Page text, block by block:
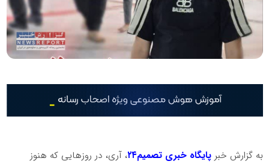
به گزارش خبرپایگاه خبری تصمیم۲۴
، آری، در روزهایی که هنوز